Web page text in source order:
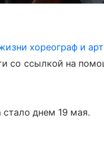
хореограф и
со ссылкой на
стало днем 19 мая.